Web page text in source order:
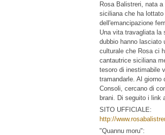
Rosa Balistreri, nata
siciliana che ha
dell'emancipazione
Una vita travagliata la
dubbio hanno lasciato
culturale che Rosa ci
cantautrice siciliana
tesoro di inestimabile
tramandarle. Al
Consoli, cercano di
brani. Di seguito i link
SITO UFFICIALE:
http://
"Quannu moru":